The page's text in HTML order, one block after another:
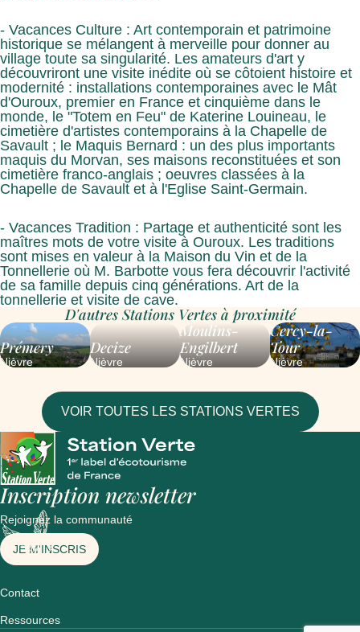
- Vacances Culture : Art contemporain et patrimoine
historique se mélangent à merveille pour donner au
village toute sa singularité. Les amateurs d'art y
découvriront une visite inédite où se côtoient histoire et
modernité : installations contemporaines avec le Mât
d'Ouroux, premier en France et cinquième dans le
monde, le "Totem en Feu" de Katerine Louineau, le
cimetière d'artistes contemporains à la Chapelle de
Savault ; le Maquis Bernard : un des plus importants
maquis du Morvan, ses maisons reconstituées et son
cimetière franco-anglais ; oeuvres classées à la
Chapelle de Savault et à l'Eglise Saint-Germain.
- Vacances Tradition : Partage et authenticité sont les
maîtres mots de votre visite à Ouroux. Les traditions
sont mises en valeur à la Maison du Vin et de la
Tonnellerie où M. Barbotte vous fera découvrir l'activité
de sa famille depuis cinq générations. Art de la
tonnellerie et visite de cave.
D'autres Stations Vertes à proximité
Prémery
Nièvre
Decize
Nièvre
Moulins-
Engilbert
Nièvre
Cercy-la-
Tour
Nièvre
VOIR TOUTES LES STATIONS VERTES
Inscription newsletter
Rejoignez la communauté
JE M'INSCRIS
Contact
Ressources